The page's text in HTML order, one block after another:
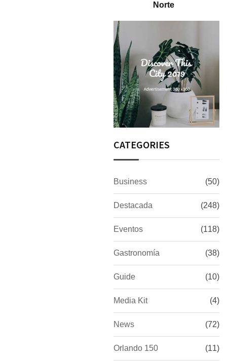
Norte
CATEGORIES
Business (50)
Destacada (248)
Eventos (118)
Gastronomía (38)
Guide (10)
Media Kit (4)
News (72)
Orlando 150 (11)